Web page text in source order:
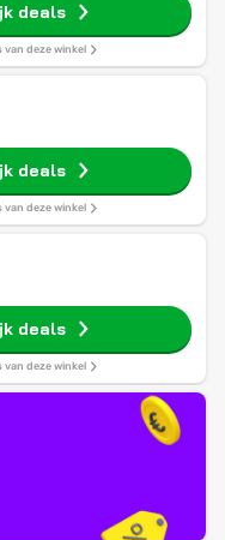
deals
van deze winkel
deals
van deze winkel
deals
van deze winkel